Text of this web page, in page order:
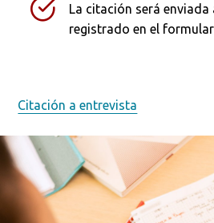
La citación será
registrado en el
Citación a entrevista